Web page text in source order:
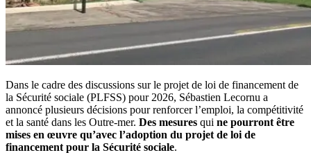
Dans le cadre des discussions sur le projet de loi de financement de
la Sécurité sociale (PLFSS) pour 2026, Sébastien Lecornu a
annoncé plusieurs décisions pour renforcer l’emploi, la compétitivité
et la santé dans les Outre-mer. Des mesures qui ne pourront être
mises en œuvre qu’avec l’adoption du projet de loi de
financement pour la Sécurité sociale.